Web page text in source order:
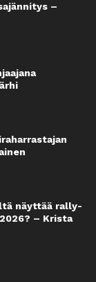
–
näyttää rally-
– Krista